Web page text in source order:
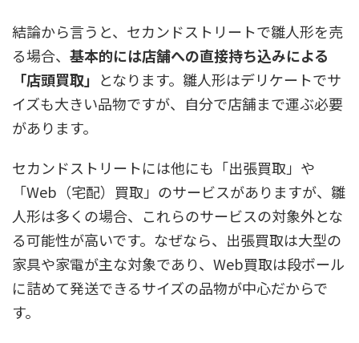
結論から言うと、セカンドストリートで雛人形を売
る場合、 基本的には店舗への直接持ち込みによる
「店頭買取」 となります。雛人形はデリケートでサ
イズも大きい品物ですが、自分で店舗まで運ぶ必要
があります。
セカンドストリートには他にも「出張買取」や
「Web（宅配）買取」のサービスがありますが、雛
人形は多くの場合、これらのサービスの対象外とな
る可能性が高いです。なぜなら、出張買取は大型の
家具や家電が主な対象であり、Web買取は段ボール
に詰めて発送できるサイズの品物が中心だからで
す。